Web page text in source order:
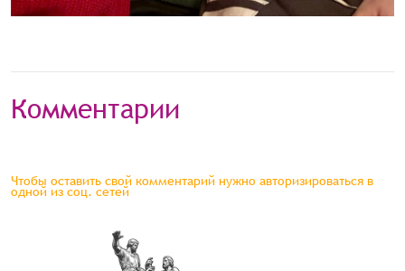
Комментарии
Чтобы оставить свой комментарий нужно авторизироваться в
одной из соц. сетей